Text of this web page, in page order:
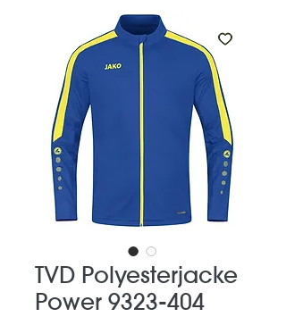
TVD Polyesterjacke
Power 9323-404